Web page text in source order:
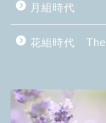
月組時代
花組時代 The